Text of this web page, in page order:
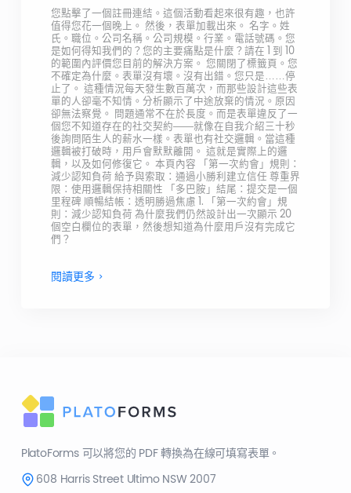
您點擊了一個註冊連結。這個活動看起來很有趣，也許
值得您花一個晚上。 然後，表單加載出來。 名字。姓
氏。職位。公司名稱。公司規模。行業。電話號碼。您
是如何得知我們的？您的主要痛點是什麼？請在 1 到 10
的範圍內評價您目前的解決方案。 您關閉了標籤頁。您
不確定為什麼。表單沒有壞。沒有出錯。您只是……停
止了。 這種情況每天發生數百萬次，而那些設計這些表
單的人卻毫不知情。分析顯示了中途放棄的情況。原因
卻無法察覺。 問題通常不在於長度。而是表單違反了一
個您不知道存在的社交契約——就像在自我介紹三十秒
後詢問陌生人的薪水一樣。表單也有社交邏輯。當這種
邏輯被打破時，用戶會默默離開。 這就是實際上的邏
輯，以及如何修復它。 本頁內容 「第一次約會」規則：
減少認知負荷 給予與索取：通過小勝利建立信任 尊重界
限：使用邏輯保持相關性 「多巴胺」結尾：提交是一個
里程碑 順暢結帳：透明勝過焦慮 1. 「第一次約會」規
則：減少認知負荷 為什麼我們仍然設計出一次顯示 20
個空白欄位的表單，然後想知道為什麼用戶沒有完成它
們？
閱讀更多
PlatoForms 可以將您的 PDF 轉換為在線可填寫表單。
608 Harris Street Ultimo NSW 2007